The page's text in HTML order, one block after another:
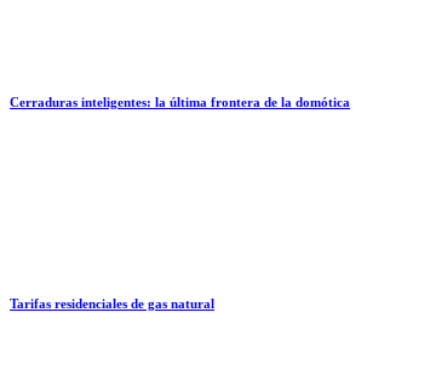
Cerraduras inteligentes: la última frontera de la domótica
Tarifas residenciales de gas natural